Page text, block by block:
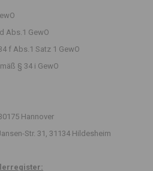
Abs.1 GewO
f Abs.1 Satz 1 GewO
§ 34 i GewO
Hannover
Str. 31, 31134 Hildesheim